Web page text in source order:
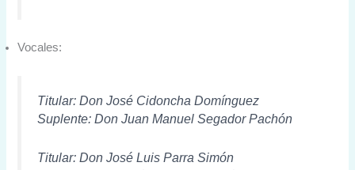
Vocales:
Titular: Don José Cidoncha Domínguez
Suplente: Don Juan Manuel Segador Pachón
Titular: Don José Luis Parra Simón